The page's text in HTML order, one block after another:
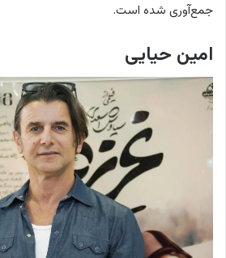
جمع‌آوری شده است.
امین حیایی